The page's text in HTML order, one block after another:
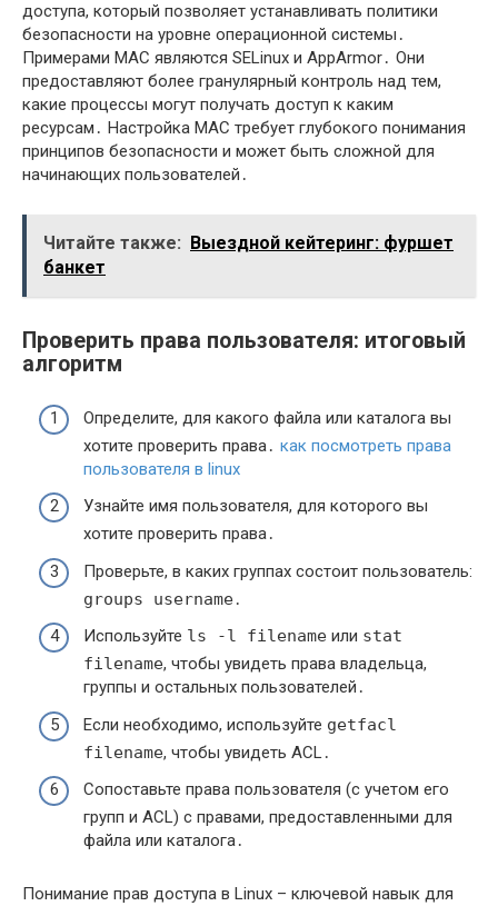
доступа, который позволяет устанавливать политики
безопасности на уровне операционной системы․
Примерами MAC являются SELinux и AppArmor․ Они
предоставляют более гранулярный контроль над тем,
какие процессы могут получать доступ к каким
ресурсам․ Настройка MAC требует глубокого понимания
принципов безопасности и может быть сложной для
начинающих пользователей․
Читайте также: Выездной кейтеринг: фуршет
банкет
Проверить права пользователя: итоговый
алгоритм
Определите, для какого файла или каталога вы
хотите проверить права․ как посмотреть права
пользователя в linux
Узнайте имя пользователя, для которого вы
хотите проверить права․
Проверьте, в каких группах состоит пользователь:
groups username․
Используйте ls -l filename или stat
filename, чтобы увидеть права владельца,
группы и остальных пользователей․
Если необходимо, используйте getfacl
filename, чтобы увидеть ACL․
Сопоставьте права пользователя (с учетом его
групп и ACL) с правами, предоставленными для
файла или каталога․
Понимание прав доступа в Linux – ключевой навык для